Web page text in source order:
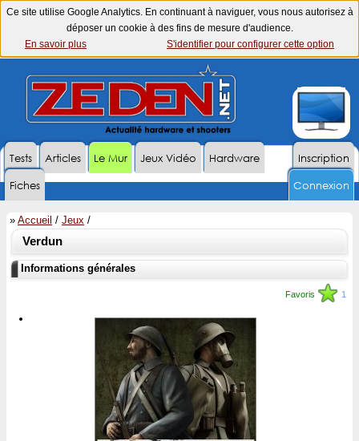
Ce site utilise Google Analytics. En continuant à naviguer, vous nous autorisez à
déposer un cookie à des fins de mesure d'audience.
En savoir plus
S'identifier pour configurer cette option
Inscription
Tests Articles Le Mur Jeux Vidéo
Hardware
Fiches
Connexion
» Accueil / Jeux /
Verdun
Informations générales
1
Favoris